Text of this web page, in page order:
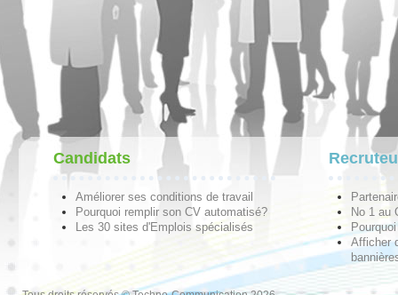
Candidats
Améliorer ses conditions de travail
Pourquoi remplir son CV automatisé?
Les 30 sites d'Emplois spécialisés
No 1 au
Afficher